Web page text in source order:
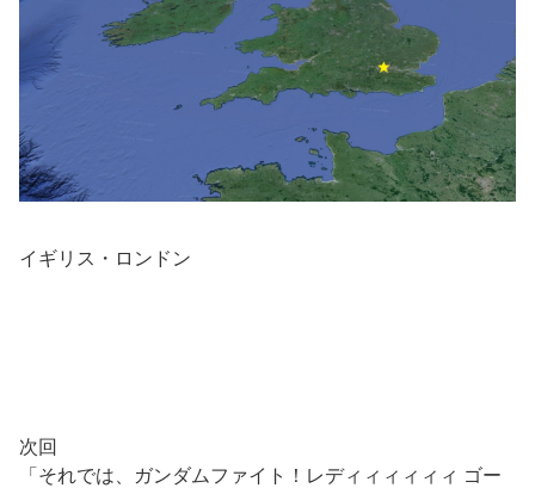
イギリス・ロンドン
次回
「それでは、ガンダムファイト！レディィィィィィ ゴー